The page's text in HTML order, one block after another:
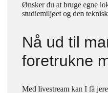
Ønsker du at bruge egne
studiemiljøet og den
Nå ud til
foretrukne
Med livestream kan I få